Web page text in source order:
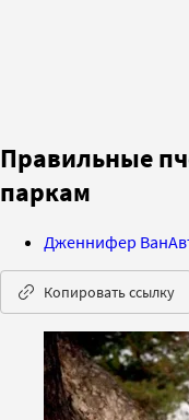
Правильные
паркам
Дженнифер Ван
Копировать ссылку